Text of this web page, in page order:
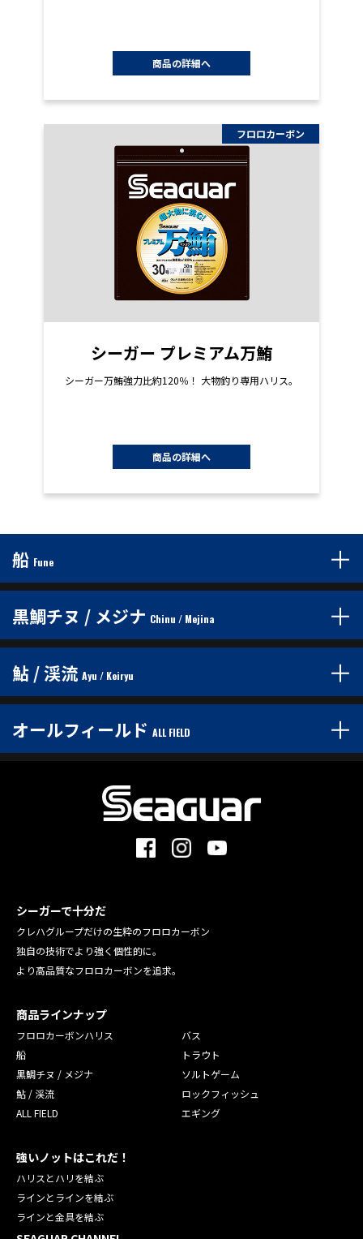
商品の詳細へ
フロロカーボン
シーガー プレミアム万鮪
シーガー万鮪強力比約120％！ 大物釣り専用ハリス。
商品の詳細へ
船 Fune
黒鯛チヌ / メジナ Chinu / Mejina
鮎 / 渓流 Ayu / Keiryu
オールフィールド ALL FIELD
シーガーで十分だ
クレハグループだけの生粋のフロロカーボン
独自の技術でより強く個性的に。
より高品質なフロロカーボンを追求。
商品ラインナップ
フロロカーボンハリス
船
黒鯛チヌ / メジナ
鮎 / 渓流
ALL FIELD
バス
トラウト
ソルトゲーム
ロックフィッシュ
エギング
強いノットはこれだ！
ハリスとハリを結ぶ
ラインとラインを結ぶ
ラインと金具を結ぶ